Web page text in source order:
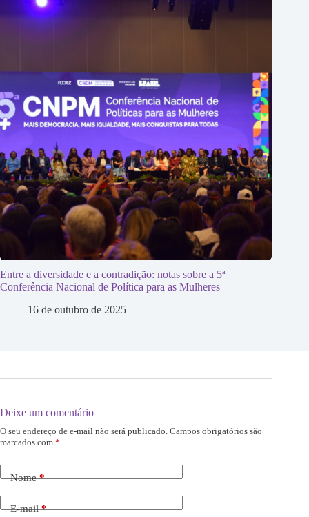
Entre a diversidade e a contradição: notas sobre a 5ª
Conferência Nacional de Política para as Mulheres
16 de outubro de 2025
Deixe um comentário
O seu endereço de e-mail não será publicado. Campos obrigatórios são
marcados com *
Nome*
E-mail*